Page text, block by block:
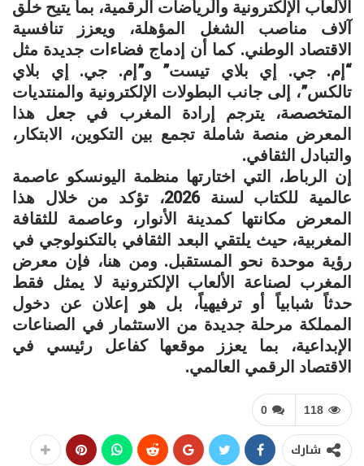
الألعاب الإلكترونية والرياضات الرقمية، بما يتيح خلق
آلاف مناصب الشغل المؤهلة، ويعزز تنافسية
الاقتصاد الوطني. كما أن إدماج فضاءات جديدة مثل
“إم. جي. إي بلاي تيست” و”إم. جي. إي بلاي
تالكس”، إلى جانب البطولات الإلكترونية والمنتديات
المتخصصة، يترجم إرادة المغرب في جعل هذا
المعرض منصة شاملة تجمع بين التكوين، الابتكار،
والتبادل الثقافي.
إن الرباط، التي اختارتها منظمة اليونسكو عاصمة
عالمية للكتاب لسنة 2026، تؤكد من خلال هذا
المعرض مكانتها كمدينة الأنوار، وعاصمة للثقافة
المغربية، حيث يلتقي البعد الثقافي بالتكنولوجي في
رؤية موحدة نحو المستقبل. ومن هنا، فإن معرض
المغرب لصناعة الألعاب الإلكترونية لا يمثل فقط
حدثاً شبابياً أو ترفيهياً، بل هو إعلان عن دخول
المملكة مرحلة جديدة من الاستثمار في الصناعات
الإبداعية، بما يعزز موقعها كفاعل رئيسي في
الاقتصاد الرقمي العالمي.
0 118
شارك